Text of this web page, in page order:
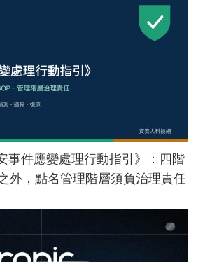
事件應變處理行動指引》：四階
外，點名管理階層須負治理責任